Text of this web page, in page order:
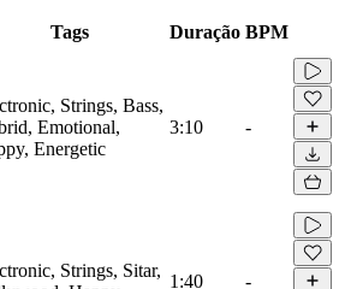
Tags Duração BPM
Strings, Bass,
Emotional,
Energetic
3:10 -
Strings, Sitar,
1:40 -